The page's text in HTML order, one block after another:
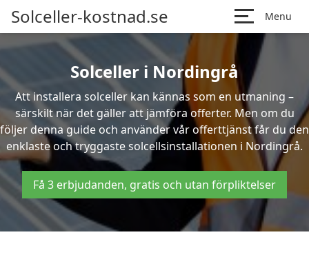
Solceller-kostnad.se Menu
Solceller i Nordingrå
Att installera solceller kan kännas som en utmaning –
särskilt när det gäller att jämföra offerter. Men om du
följer denna guide och använder vår offerttjänst får du den
enklaste och tryggaste solcellsinstallationen i Nordingrå.
Få 3 erbjudanden, gratis och utan förpliktelser